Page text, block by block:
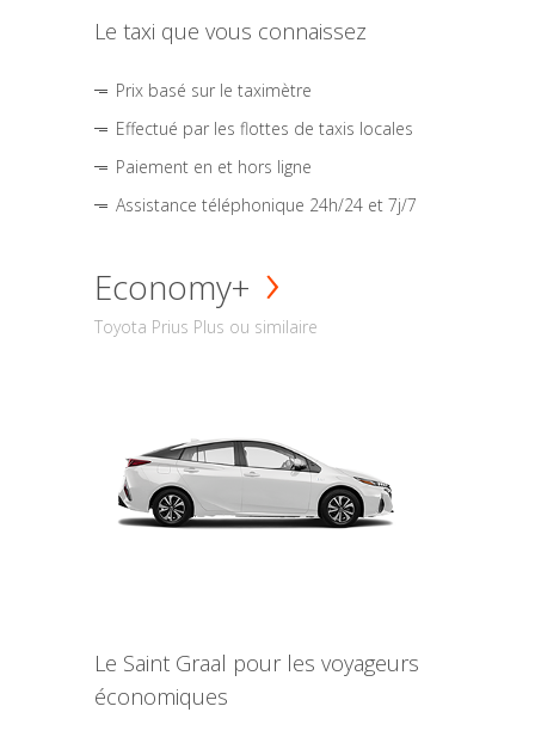
Le taxi que vous connaissez
Prix basé sur le taximètre
Effectué par les flottes de taxis locales
Paiement en et hors ligne
Assistance téléphonique 24h/24 et 7j/7
Economy+
Toyota Prius Plus ou similaire
Le Saint Graal pour les voyageurs
économiques